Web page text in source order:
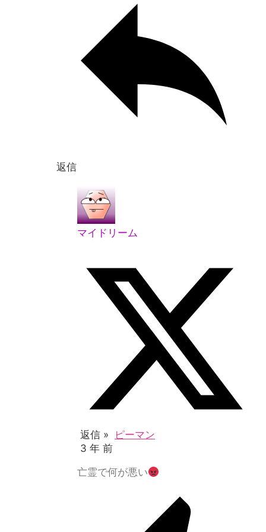
返信
マイドリーム
返信 »
ピーマン
3 年 前
亡霊で何が悪い